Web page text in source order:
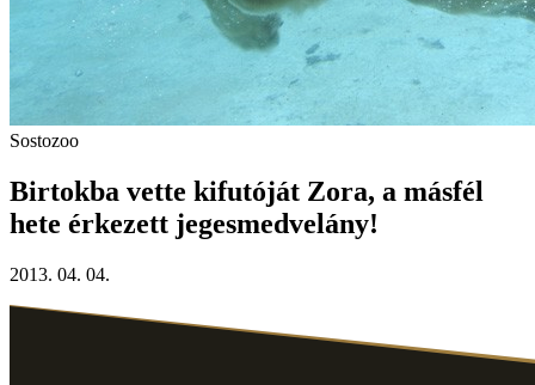
Sostozoo
Birtokba vette kifutóját Zora, a másfél
hete érkezett jegesmedvelány!
2013. 04. 04.